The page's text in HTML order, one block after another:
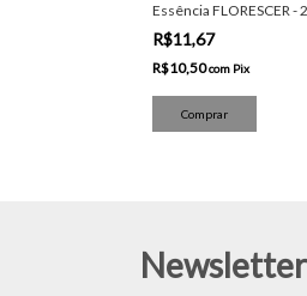
Essência FLORESCER -
R$11,67
R$10,50com Pix
Newsletter